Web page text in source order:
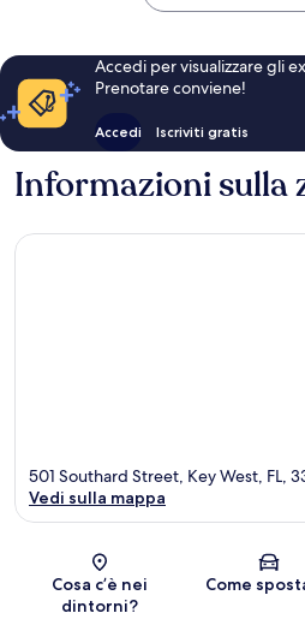
Accedi per visualizzare gli
Prenotare conviene!
Accedi Iscriviti gratis
Informazioni sulla
501 Southard Street, Key West, FL,
Vedi sulla mappa
Cosa c’è nei
dintorni?
Come